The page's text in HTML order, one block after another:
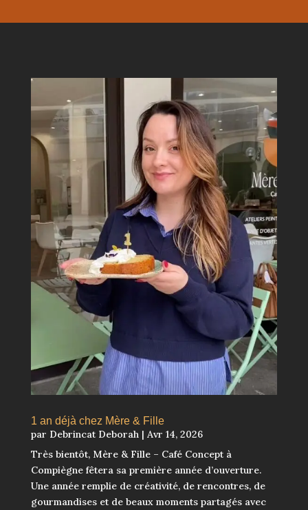
1 an déjà chez Mère & Fille
par Debrincat Deborah| Avr 14, 2026
Très bientôt, Mère & Fille – Café Concept à
Compiègne fêtera sa première année d’ouverture.
Une année remplie de créativité, de rencontres, de
gourmandises et de beaux moments partagés avec